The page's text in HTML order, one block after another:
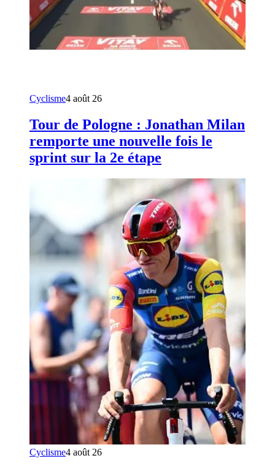
Cyclisme4 août 26
Tour de Pologne : Jonathan Milan
remporte une nouvelle fois le
sprint sur la 2e étape
Cyclisme4 août 26